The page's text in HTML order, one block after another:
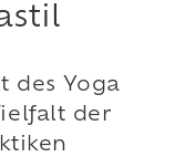
des Yoga
der